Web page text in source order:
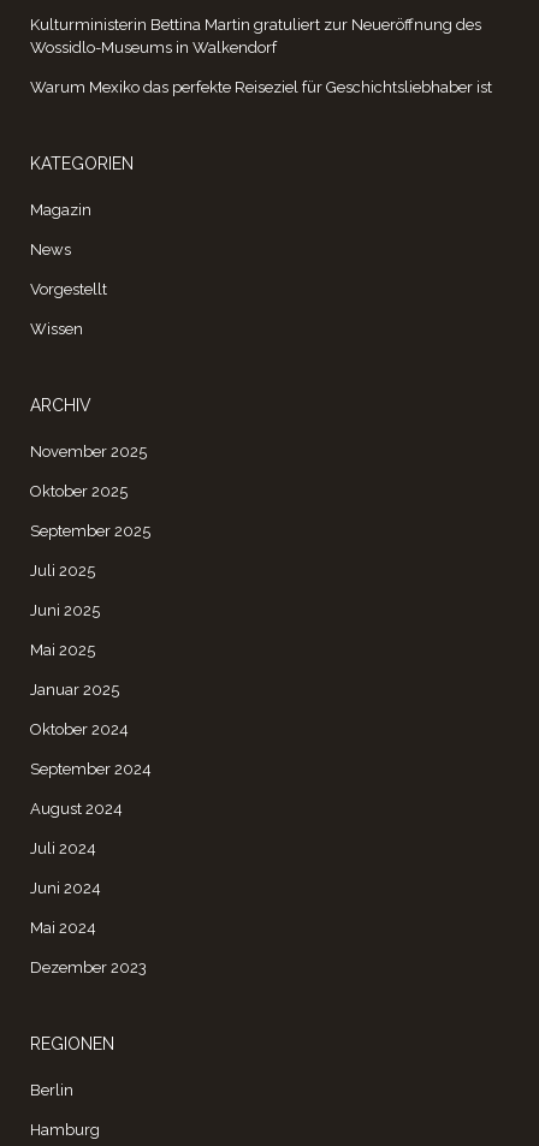
Kulturministerin Bettina Martin gratuliert zur Neueröffnung des
Wossidlo-Museums in Walkendorf
Warum Mexiko das perfekte Reiseziel für Geschichtsliebhaber ist
KATEGORIEN
Magazin
News
Vorgestellt
Wissen
ARCHIV
November 2025
Oktober 2025
September 2025
Juli 2025
Juni 2025
Mai 2025
Januar 2025
Oktober 2024
September 2024
August 2024
Juli 2024
Juni 2024
Mai 2024
Dezember 2023
REGIONEN
Berlin
Hamburg